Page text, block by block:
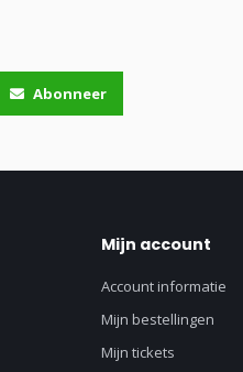
wit af. Als u op zoekt bent
9005 is zwart, ook wel gitzwart
Abonneer
Mijn account
Account informatie
Mijn bestellingen
Mijn tickets